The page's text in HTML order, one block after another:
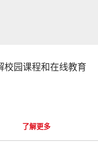
校园课程和在线教育
了解更多